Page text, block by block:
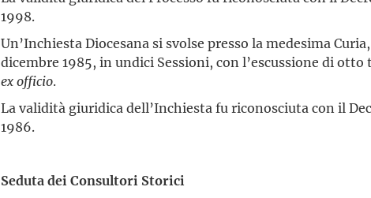
1998.
Un’Inchiesta Diocesana si svolse presso la medesima
dicembre 1985, in undici Sessioni, con l’escussione di
ex officio.
La validità giuridica dell’Inchiesta fu riconosciuta con il
1986.
Seduta dei Consultori Storici